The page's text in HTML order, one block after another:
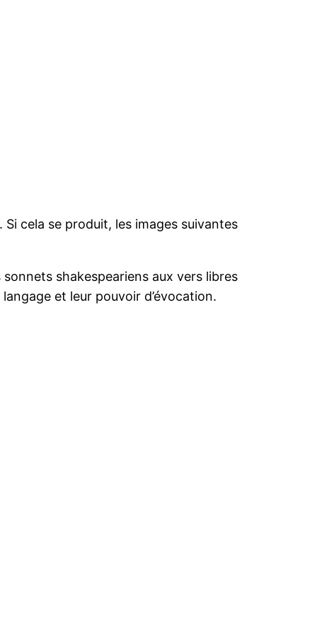
Si cela se produit, les images suivantes
shakespeariens aux vers libres
et leur pouvoir d’évocation.